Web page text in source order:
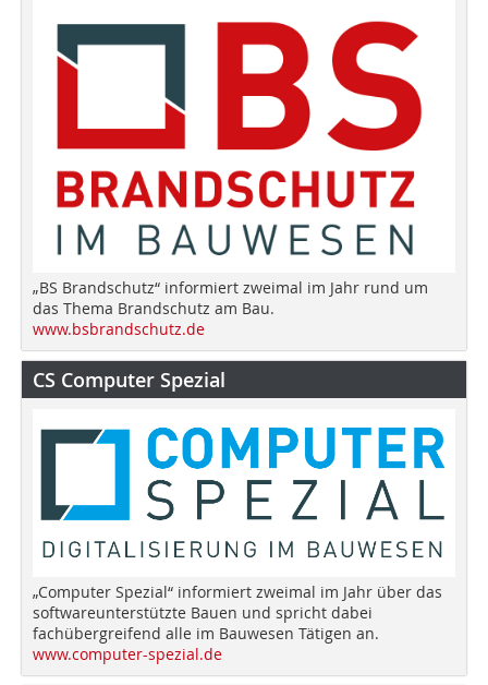
„BS Brandschutz“ informiert zweimal im Jahr rund um
das Thema Brandschutz am Bau.
www.bsbrandschutz.de
CS Computer Spezial
„Computer Spezial“ informiert zweimal im Jahr über das
softwareunterstützte Bauen und spricht dabei
fachübergreifend alle im Bauwesen Tätigen an.
www.computer-spezial.de